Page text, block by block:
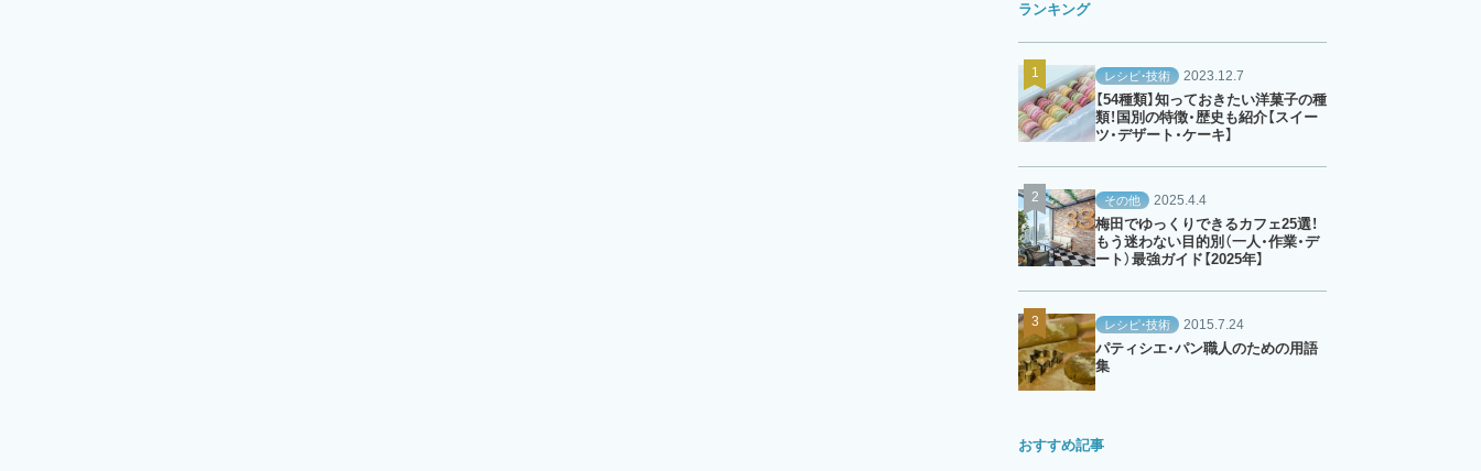
ランキング
レシピ・技術 2023.12.7
【54種類】知っておきたい洋菓子の種
類！国別の特徴・歴史も紹介【スイー
ツ・デザート・ケーキ】
その他 2025.4.4
梅田でゆっくりできるカフェ25選！
もう迷わない目的別（一人・作業・デ
ート）最強ガイド【2025年】
レシピ・技術 2015.7.24
パティシエ・パン職人のための用語
集
おすすめ記事